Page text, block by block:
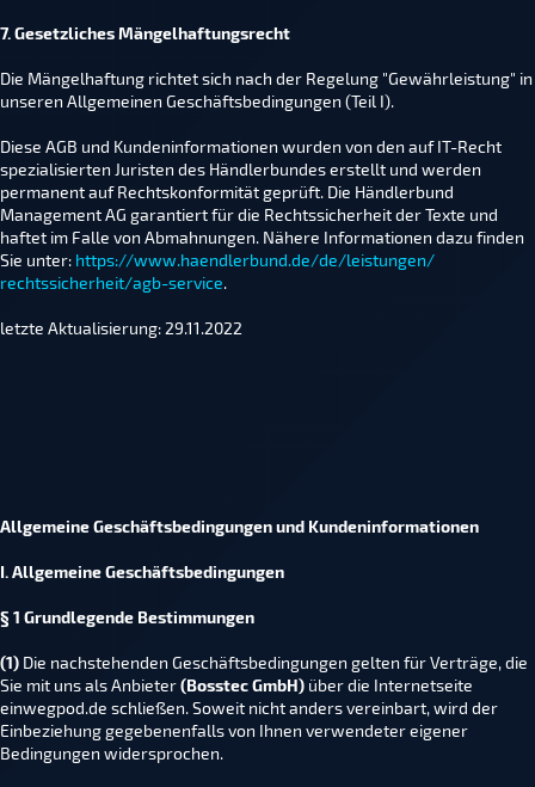
7. Gesetzliches Mängelhaftungsrecht
Die Mängelhaftung richtet sich nach der Regelung "Gewährleistung" in
unseren Allgemeinen Geschäftsbedingungen (Teil I).
Diese AGB und Kundeninformationen wurden von den auf IT-Recht
spezialisierten Juristen des Händlerbundes erstellt und werden
permanent auf Rechtskonformität geprüft. Die Händlerbund
Management AG garantiert für die Rechtssicherheit der Texte und
haftet im Falle von Abmahnungen. Nähere Informationen dazu finden
Sie unter: https://www.haendlerbund.de/de/leistungen/
rechtssicherheit/agb-service.
letzte Aktualisierung: 29.11.2022
Allgemeine Geschäftsbedingungen und Kundeninformationen
I. Allgemeine Geschäftsbedingungen
§ 1 Grundlegende Bestimmungen
(1) Die nachstehenden Geschäftsbedingungen gelten für Verträge, die
Sie mit uns als Anbieter(Bosstec GmbH) über die Internetseite
einwegpod.de schließen. Soweit nicht anders vereinbart, wird der
Einbeziehung gegebenenfalls von Ihnen verwendeter eigener
Bedingungen widersprochen.